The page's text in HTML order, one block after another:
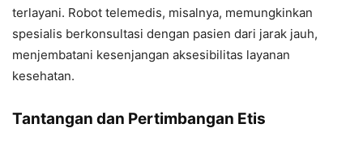
terlayani. Robot telemedis, misalnya, memungkinkan
spesialis berkonsultasi dengan pasien dari jarak jauh,
menjembatani kesenjangan aksesibilitas layanan
kesehatan.
Tantangan dan Pertimbangan Etis